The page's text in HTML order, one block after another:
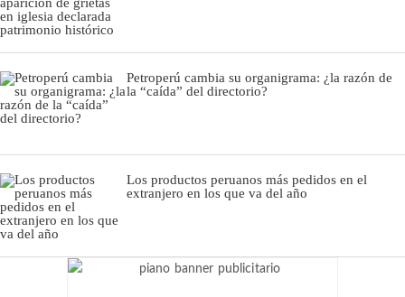
Petroperú cambia su organigrama: ¿la razón de
la “caída” del directorio?
Los productos peruanos más pedidos en el
extranjero en los que va del año